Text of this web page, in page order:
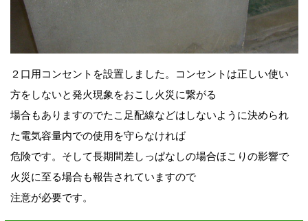
２口用コンセントを設置しました。コンセントは正しい使い
方をしないと発火現象をおこし火災に繋がる
場合もありますのでたこ足配線などはしないように決められ
た電気容量内での使用を守らなければ
危険です。そして長期間差しっぱなしの場合ほこりの影響で
火災に至る場合も報告されていますので
注意が必要です。